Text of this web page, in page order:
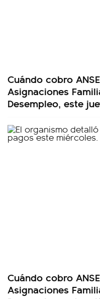
Cuándo cobro
Asignaciones
Desempleo, este
Cuándo cobro
Asignaciones